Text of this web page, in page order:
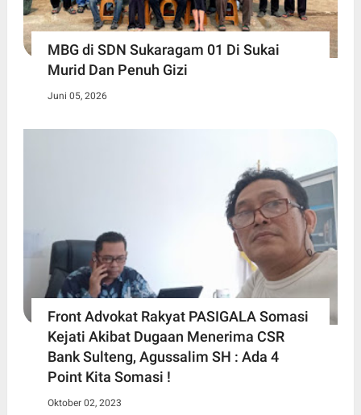
MBG di SDN Sukaragam 01 Di Sukai
Murid Dan Penuh Gizi
Juni 05, 2026
Front Advokat Rakyat PASIGALA Somasi
Kejati Akibat Dugaan Menerima CSR
Bank Sulteng, Agussalim SH : Ada 4
Point Kita Somasi !
Oktober 02, 2023